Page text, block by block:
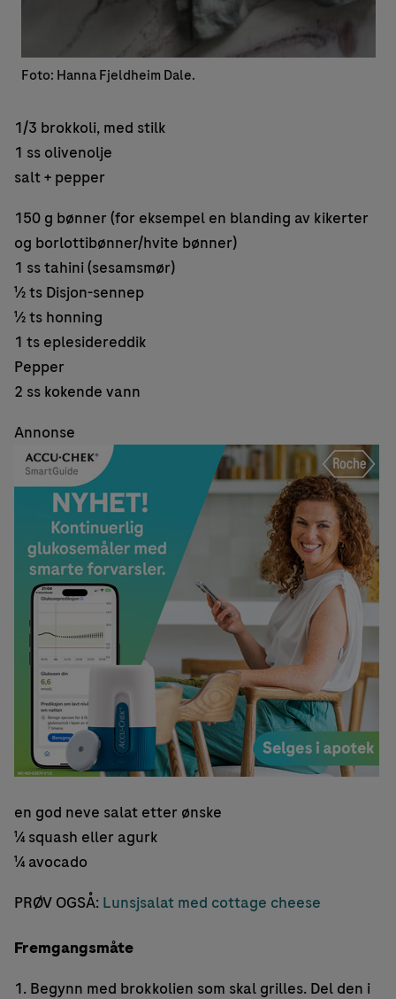
Foto: Hanna Fjeldheim Dale.
1/3 brokkoli, med stilk
1 ss olivenolje
salt + pepper
150 g bønner (for eksempel en blanding av kikerter
og borlottibønner/hvite bønner)
1 ss tahini (sesamsmør)
½ ts Disjon-sennep
½ ts honning
1 ts eplesidereddik
Pepper
2 ss kokende vann
Annonse
en god neve salat etter ønske
¼ squash eller agurk
¼ avocado
PRØV OGSÅ: Lunsjsalat med cottage cheese
Fremgangsmåte
1. Begynn med brokkolien som skal grilles. Del den i